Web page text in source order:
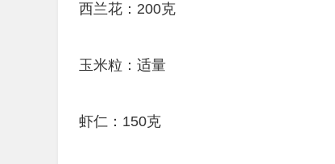
西兰花：200克
玉米粒：适量
虾仁：150克